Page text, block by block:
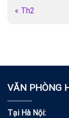
« Th2
VĂN PHÒNG
Tại Hà Nội: